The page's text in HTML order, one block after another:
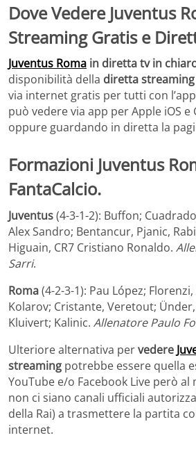
Dove Vedere Juventus
Streaming Gratis e
Juventus Roma in diretta tv in
disponibilità della diretta
via internet gratis per tutti con l’app
può vedere via app per Apple iOS
oppure guardando in diretta la
Formazioni Juventus
FantaCalcio.
Juventus(4-3-1-2): Buffon;
Alex Sandro; Bentancur, Pjanic,
Higuain, CR7 Cristiano Ronaldo.
Sarri.
Roma(4-2-3-1): Pau López;
Kolarov; Cristante, Veretout;
Kluivert; Kalinic. Allenatore Paulo
Ulteriore alternativa pervedere
streaming potrebbe essere quella
YouTube e/o Facebook Live però
non ci siano canali ufficiali
della Rai) a trasmettere la partita
internet.